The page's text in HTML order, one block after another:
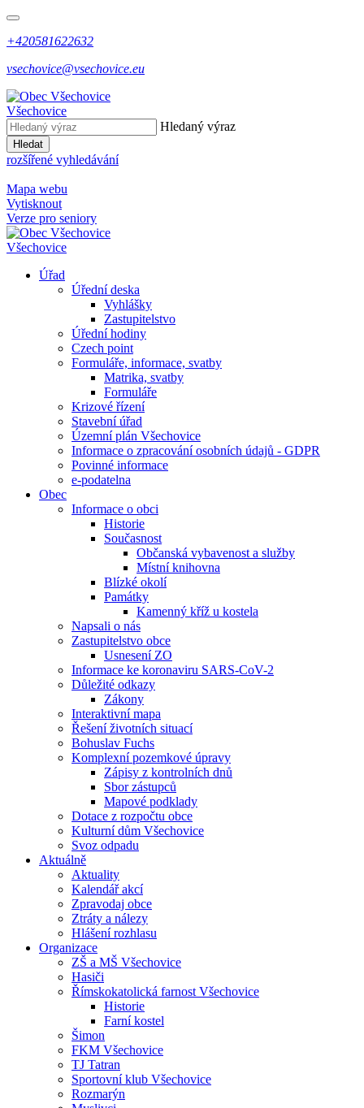
+420581622632
vsechovice@vsechovice.eu
Všechovice
Hledaný výraz
Hledat
rozšířené vyhledávání
Mapa webu
Vytisknout
Verze pro seniory
Všechovice
Úřad
Úřední deska
Vyhlášky
Zastupitelstvo
Úřední hodiny
Czech point
Formuláře, informace, svatby
Matrika, svatby
Formuláře
Krizové řízení
Stavební úřad
Územní plán Všechovice
Informace o zpracování osobních údajů - GDPR
Povinné informace
e-podatelna
Obec
Informace o obci
Historie
Současnost
Občanská vybavenost a služby
Místní knihovna
Blízké okolí
Památky
Kamenný kříž u kostela
Napsali o nás
Zastupitelstvo obce
Usnesení ZO
Informace ke koronaviru SARS-CoV-2
Důležité odkazy
Zákony
Interaktivní mapa
Řešení životních situací
Bohuslav Fuchs
Komplexní pozemkové úpravy
Zápisy z kontrolních dnů
Sbor zástupců
Mapové podklady
Dotace z rozpočtu obce
Kulturní dům Všechovice
Svoz odpadu
Aktuálně
Aktuality
Kalendář akcí
Zpravodaj obce
Ztráty a nálezy
Hlášení rozhlasu
Organizace
ZŠ a MŠ Všechovice
Hasiči
Římskokatolická farnost Všechovice
Historie
Farní kostel
Šimon
FKM Všechovice
TJ Tatran
Sportovní klub Všechovice
Rozmarýn